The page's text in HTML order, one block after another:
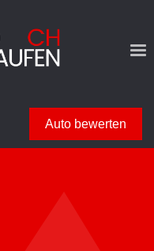
Auto bewerten